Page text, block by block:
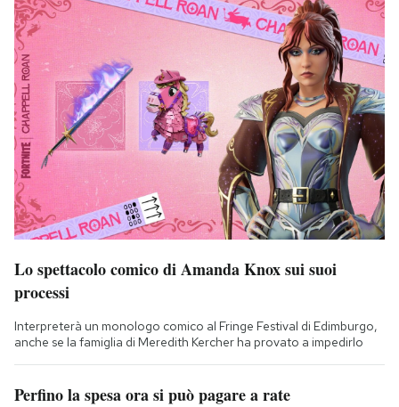
Lo spettacolo comico di Amanda Knox sui suoi
processi
Interpreterà un monologo comico al Fringe Festival di Edimburgo,
anche se la famiglia di Meredith Kercher ha provato a impedirlo
Perfino la spesa ora si può pagare a rate